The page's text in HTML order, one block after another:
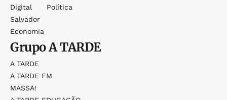
Digital
Salvador
Economia
Política
GrupoA TARDE
A TARDE
A TARDE FM
MASSA!